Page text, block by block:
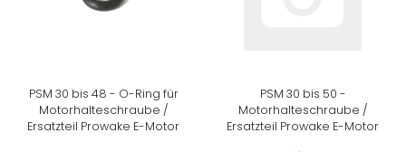
PSM 30 bis 48 - O-Ring für
Motorhalteschraube /
Ersatzteil Prowake E-Motor
PSM 30 bis 50 -
Motorhalteschraube /
Ersatzteil Prowake E-Motor